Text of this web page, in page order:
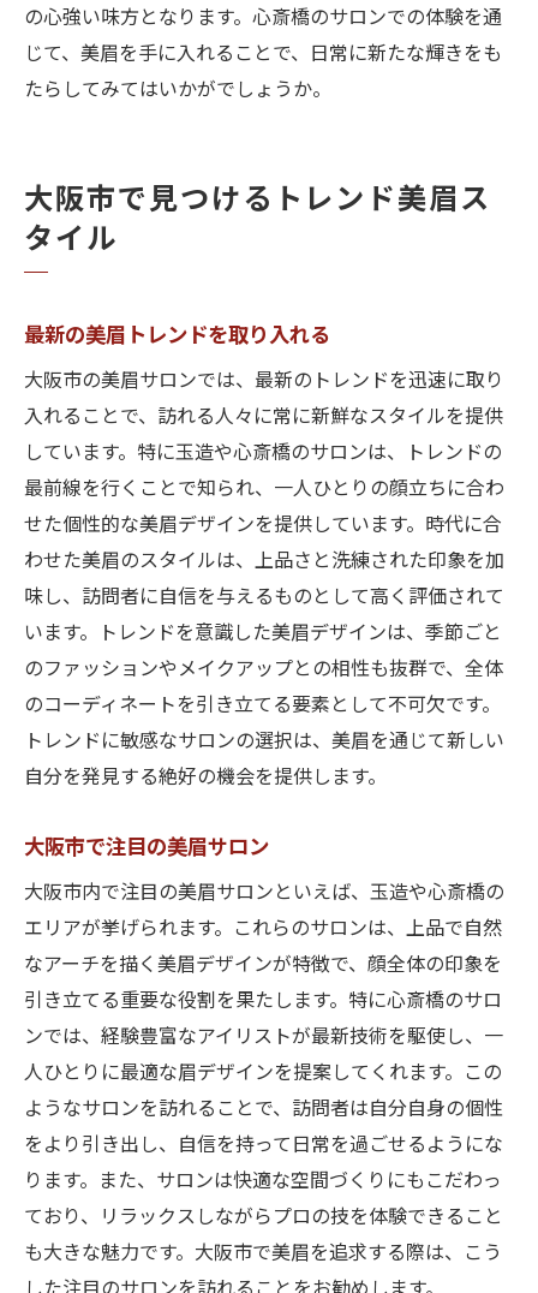
の心強い味方となります。心斎橋のサロンでの体験を通
じて、美眉を手に入れることで、日常に新たな輝きをも
たらしてみてはいかがでしょうか。
大阪市で見つけるトレンド美眉ス
タイル
最新の美眉トレンドを取り入れる
大阪市の美眉サロンでは、最新のトレンドを迅速に取り
入れることで、訪れる人々に常に新鮮なスタイルを提供
しています。特に玉造や心斎橋のサロンは、トレンドの
最前線を行くことで知られ、一人ひとりの顔立ちに合わ
せた個性的な美眉デザインを提供しています。時代に合
わせた美眉のスタイルは、上品さと洗練された印象を加
味し、訪問者に自信を与えるものとして高く評価されて
います。トレンドを意識した美眉デザインは、季節ごと
のファッションやメイクアップとの相性も抜群で、全体
のコーディネートを引き立てる要素として不可欠です。
トレンドに敏感なサロンの選択は、美眉を通じて新しい
自分を発見する絶好の機会を提供します。
大阪市で注目の美眉サロン
大阪市内で注目の美眉サロンといえば、玉造や心斎橋の
エリアが挙げられます。これらのサロンは、上品で自然
なアーチを描く美眉デザインが特徴で、顔全体の印象を
引き立てる重要な役割を果たします。特に心斎橋のサロ
ンでは、経験豊富なアイリストが最新技術を駆使し、一
人ひとりに最適な眉デザインを提案してくれます。この
ようなサロンを訪れることで、訪問者は自分自身の個性
をより引き出し、自信を持って日常を過ごせるようにな
ります。また、サロンは快適な空間づくりにもこだわっ
ており、リラックスしながらプロの技を体験できること
も大きな魅力です。大阪市で美眉を追求する際は、こう